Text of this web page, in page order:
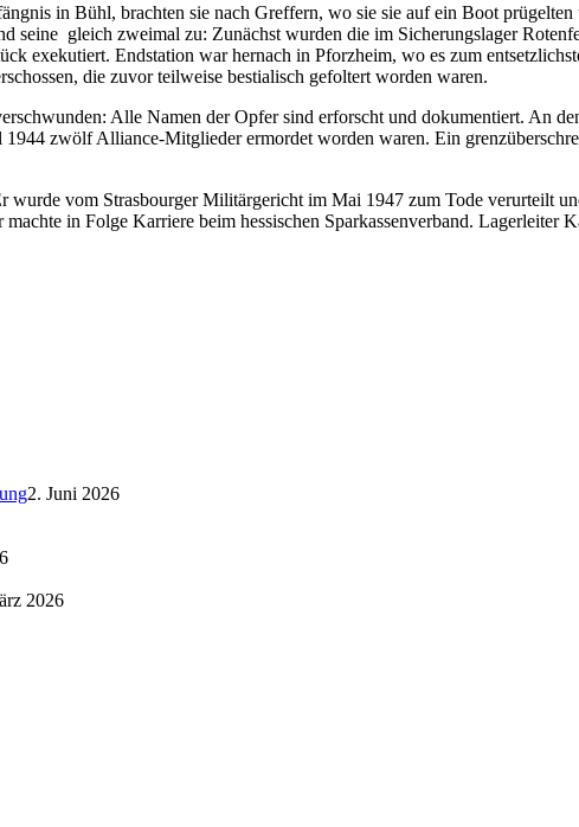
in Bühl, brachten sie nach Greffern, wo sie sie auf ein Boot
gleich zweimal zu: Zunächst wurden die im Sicherungslager
exekutiert. Endstation war hernach in Pforzheim, wo es zum
die zuvor teilweise bestialisch gefoltert worden waren.
Alle Namen der Opfer sind erforscht und dokumentiert. An
zwölf Alliance-Mitglieder ermordet worden waren. Ein
vom Strasbourger Militärgericht im Mai 1947 zum Tode verurteilt
in Folge Karriere beim hessischen Sparkassenverband. Lagerleiter
2. Juni 2026
2026